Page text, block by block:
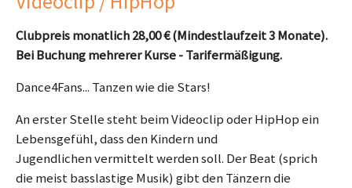
Clubpreis monatlich 28,00 € (Mindestlaufzeit 3 Monate).
Bei Buchung mehrerer Kurse - Tarifermäßigung.
Dance4Fans... Tanzen wie die Stars!
An erster Stelle steht beim Videoclip oder HipHop ein
Lebensgefühl, dass den Kindern und
Jugendlichen vermittelt werden soll. Der Beat (sprich
die meist basslastige Musik) gibt den Tänzern die